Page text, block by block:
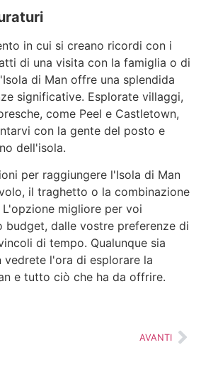
in cui si creano ricordi con i
di una visita con la famiglia o di
di Man offre una splendida
significative. Esplorate villaggi,
come Peel e Castletown,
con la gente del posto e
dell'isola.
per raggiungere l'Isola di Man
il traghetto o la combinazione
migliore per voi
budget, dalle vostre preferenze di
di tempo. Qualunque sia
vedrete l'ora di esplorare la
e tutto ciò che ha da offrire.
AVANTI